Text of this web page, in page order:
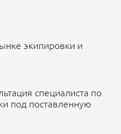
экипировки и
специалиста по
под поставленную